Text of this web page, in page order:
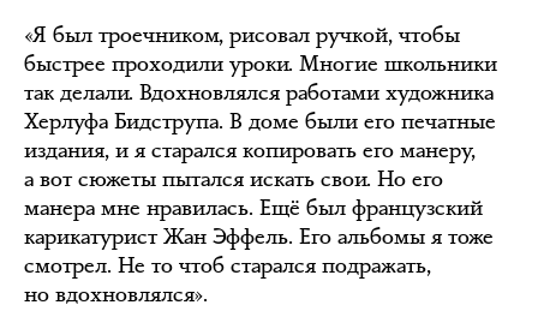
«Я был троечником, рисовал ручкой, чтобы
быстрее проходили уроки. Многие школьники
так делали. Вдохновлялся работами художника
Херлуфа Бидструпа. В доме были его печатные
издания, и я старался копировать его манеру,
а вот сюжеты пытался искать свои. Но его
манера мне нравилась. Ещё был французский
карикатурист Жан Эффель. Его альбомы я тоже
смотрел. Не то чтоб старался подражать,
но вдохновлялся».